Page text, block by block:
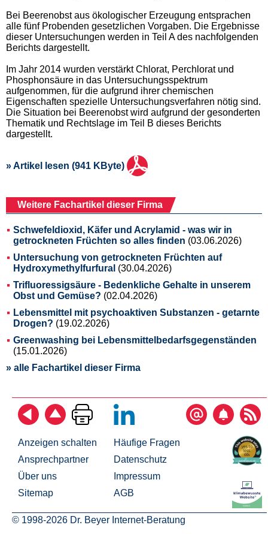
Bei Beerenobst aus ökologischer Erzeugung entsprachen
alle fünf Probenden gesetzlichen Vorgaben. Die Ergebnisse
dieser Untersuchungen werden in Teil A des nachfolgenden
Berichts dargestellt.
Im Jahr 2014 wurden verstärkt Chlorat, Perchlorat und
Phosphonsäure in das Untersuchungsspektrum
aufgenommen, für die aufgrund ihrer chemischen
Eigenschaften spezielle Untersuchungsverfahren nötig sind.
Die Situation bei Beerenobst wird aufgrund der gesonderten
Thematik und Rechtslage im Teil B dieses Berichts
dargestellt.
» Artikel lesen (941 KByte)
Weitere Fachartikel dieser Firma
Schwefeldioxid, Käfer und Acrylamid - was wir in
getrockneten Früchten so alles finden (03.06.2026)
Untersuchung von getrockneten Früchten auf
Hydroxymethylfurfural (30.04.2026)
Trifluoressigsäure - Bedenkliche Gehalte in unserem
Obst und Gemüse? (02.04.2026)
Lebensmittel mit psychoaktiven Substanzen - getarnte
Drogen? (19.02.2026)
Greenwashing bei Lebensmittelbedarfsgegenständen
(15.01.2026)
» alle Fachartikel dieser Firma
Anzeigen schalten
Ansprechpartner
Über uns
Sitemap
Häufige Fragen
Datenschutz
Impressum
AGB
© 1998-2026 Dr. Beyer Internet-Beratung